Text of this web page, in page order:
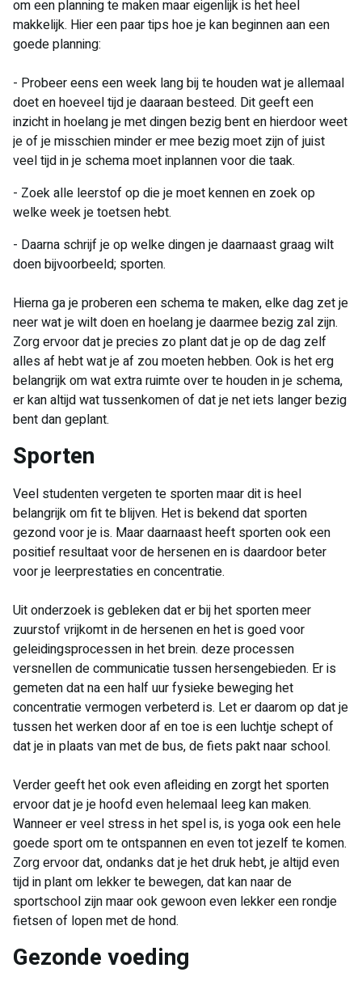
om een planning te maken maar eigenlijk is het heel
makkelijk. Hier een paar tips hoe je kan beginnen aan een
goede planning:
- Probeer eens een week lang bij te houden wat je allemaal
doet en hoeveel tijd je daaraan besteed. Dit geeft een
inzicht in hoelang je met dingen bezig bent en hierdoor weet
je of je misschien minder er mee bezig moet zijn of juist
veel tijd in je schema moet inplannen voor die taak.
- Zoek alle leerstof op die je moet kennen en zoek op
welke week je toetsen hebt.
- Daarna schrijf je op welke dingen je daarnaast graag wilt
doen bijvoorbeeld; sporten.
Hierna ga je proberen een schema te maken, elke dag zet je
neer wat je wilt doen en hoelang je daarmee bezig zal zijn.
Zorg ervoor dat je precies zo plant dat je op de dag zelf
alles af hebt wat je af zou moeten hebben. Ook is het erg
belangrijk om wat extra ruimte over te houden in je schema,
er kan altijd wat tussenkomen of dat je net iets langer bezig
bent dan geplant.
​Sporten
Veel studenten vergeten te sporten maar dit is heel
belangrijk om fit te blijven. Het is bekend dat sporten
gezond voor je is. Maar daarnaast heeft sporten ook een
positief resultaat voor de hersenen en is daardoor beter
voor je leerprestaties en concentratie.
Uit onderzoek is gebleken dat er bij het sporten meer
zuurstof vrijkomt in de hersenen en het is goed voor
geleidingsprocessen in het brein. deze processen
versnellen de communicatie tussen hersengebieden. Er is
gemeten dat na een half uur fysieke beweging het
concentratie vermogen verbeterd is. Let er daarom op dat je
tussen het werken door af en toe is een luchtje schept of
dat je in plaats van met de bus, de fiets pakt naar school.
Verder geeft het ook even afleiding en zorgt het sporten
ervoor dat je je hoofd even helemaal leeg kan maken.
Wanneer er veel stress in het spel is, is yoga ook een hele
goede sport om te ontspannen en even tot jezelf te komen.
Zorg ervoor dat, ondanks dat je het druk hebt, je altijd even
tijd in plant om lekker te bewegen, dat kan naar de
sportschool zijn maar ook gewoon even lekker een rondje
fietsen of lopen met de hond.
​Gezonde voeding